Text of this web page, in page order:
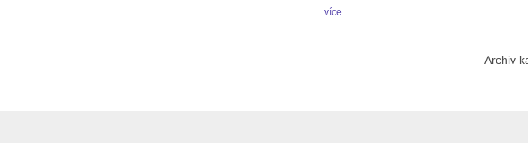
více
Archiv